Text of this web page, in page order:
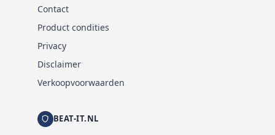
Contact
Product condities
Privacy
Disclaimer
Verkoopvoorwaarden
BEAT-IT.NL